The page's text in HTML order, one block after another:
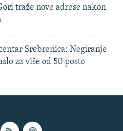
traže nove adrese nakon
Srebrenica: Negiranje
za više od 50 posto